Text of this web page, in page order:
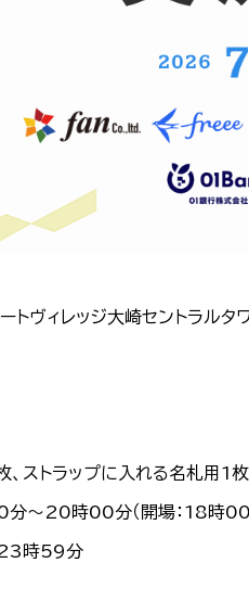
ヴィレッジ大崎セントラルタ
、ストラップに入れる名札用1枚
～20時00分（開場：18時00
時59分